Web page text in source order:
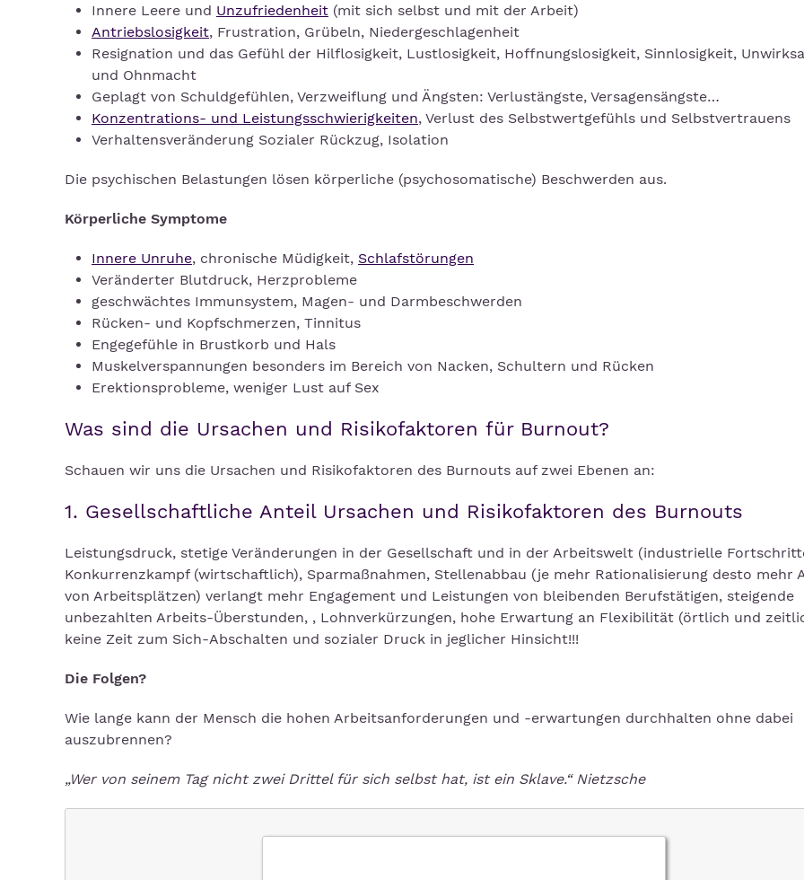
Innere Leere und Unzufriedenheit (mit sich selbst und mit der Arbeit)
Antriebslosigkeit, Frustration, Grübeln, Niedergeschlagenheit
Resignation und das Gefühl der Hilflosigkeit, Lustlosigkeit, Hoffnungslosigkeit, Sinnlosigkeit,
und Ohnmacht
Geplagt von Schuldgefühlen, Verzweiflung und Ängsten: Verlustängste, Versagensängste…
Konzentrations- und Leistungsschwierigkeiten, Verlust des Selbstwertgefühls und Selbstvertrauens
Verhaltensveränderung Sozialer Rückzug, Isolation
Die psychischen Belastungen lösen körperliche (psychosomatische) Beschwerden aus.
Körperliche Symptome
Innere Unruhe, chronische Müdigkeit, Schlafstörungen
Veränderter Blutdruck, Herzprobleme
geschwächtes Immunsystem, Magen- und Darmbeschwerden
Rücken- und Kopfschmerzen, Tinnitus
Engegefühle in Brustkorb und Hals
Muskelverspannungen besonders im Bereich von Nacken, Schultern und Rücken
Erektionsprobleme, weniger Lust auf Sex
Was sind die Ursachen und Risikofaktoren für Burnout?
Schauen wir uns die Ursachen und Risikofaktoren des Burnouts auf zwei Ebenen an:
1. Gesellschaftliche Anteil Ursachen und Risikofaktoren des Burnouts
Leistungsdruck, stetige Veränderungen in der Gesellschaft und in der Arbeitswelt (industrielle
Konkurrenzkampf (wirtschaftlich), Sparmaßnahmen, Stellenabbau (je mehr Rationalisierung desto mehr
von Arbeitsplätzen) verlangt mehr Engagement und Leistungen von bleibenden Berufstätigen, steigende
unbezahlten Arbeits-Überstunden, , Lohnverkürzungen, hohe Erwartung an Flexibilität (örtlich und
keine Zeit zum Sich-Abschalten und sozialer Druck in jeglicher Hinsicht!!!
Die Folgen?
Wie lange kann der Mensch die hohen Arbeitsanforderungen und -erwartungen durchhalten ohne dabei
auszubrennen?
„Wer von seinem Tag nicht zwei Drittel für sich selbst hat, ist ein Sklave.“ Nietzsche